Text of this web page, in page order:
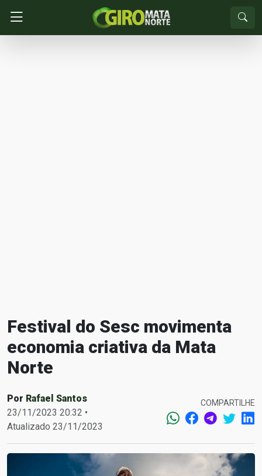
Festival do Sesc movimenta
economia criativa da Mata
Norte
Por Rafael Santos
23/11/2023 20:32 •
Atualizado 23/11/2023
COMPARTILHE